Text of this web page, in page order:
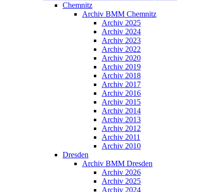
Chemnitz
Archiv BMM Chemnitz
Archiv 2025
Archiv 2024
Archiv 2023
Archiv 2022
Archiv 2020
Archiv 2019
Archiv 2018
Archiv 2017
Archiv 2016
Archiv 2015
Archiv 2014
Archiv 2013
Archiv 2012
Archiv 2011
Archiv 2010
Dresden
Archiv BMM Dresden
Archiv 2026
Archiv 2025
Archiv 2024